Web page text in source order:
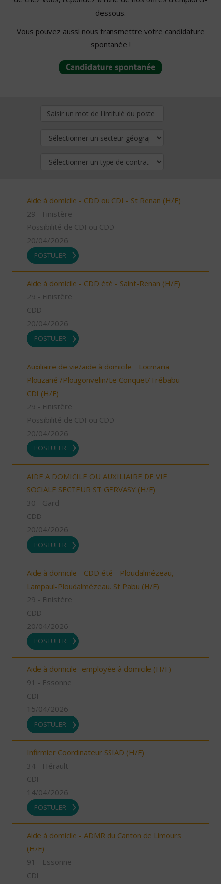
dessous.
Vous pouvez aussi nous transmettre votre candidature
spontanée !
Aide à domicile - CDD ou CDI - St Renan (H/F)
29 - Finistère
Possibilité de CDI ou CDD
20/04/2026
POSTULER
Aide à domicile - CDD été - Saint-Renan (H/F)
29 - Finistère
CDD
20/04/2026
POSTULER
Auxiliaire de vie/aide à domicile - Locmaria-
Plouzané /Plougonvelin/Le Conquet/Trébabu -
CDI (H/F)
29 - Finistère
Possibilité de CDI ou CDD
20/04/2026
POSTULER
AIDE A DOMICILE OU AUXILIAIRE DE VIE
SOCIALE SECTEUR ST GERVASY (H/F)
30 - Gard
CDD
20/04/2026
POSTULER
Aide à domicile - CDD été - Ploudalmézeau,
Lampaul-Ploudalmézeau, St Pabu (H/F)
29 - Finistère
CDD
20/04/2026
POSTULER
Aide à domicile- employée à domicile (H/F)
91 - Essonne
CDI
15/04/2026
POSTULER
Infirmier Coordinateur SSIAD (H/F)
34 - Hérault
CDI
14/04/2026
POSTULER
Aide à domicile - ADMR du Canton de Limours
(H/F)
91 - Essonne
CDI